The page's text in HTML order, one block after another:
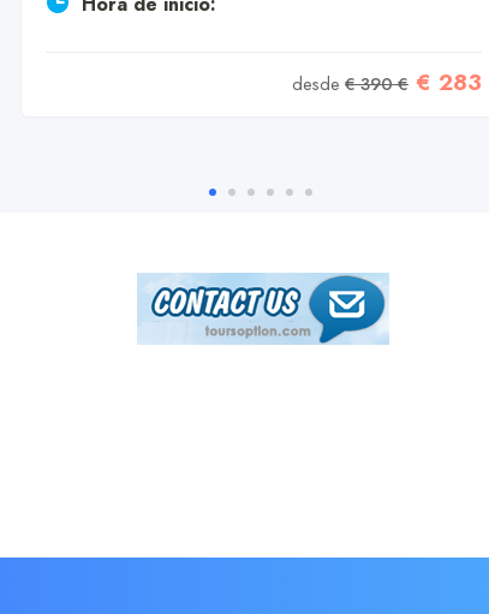
desde € 390 € € 283